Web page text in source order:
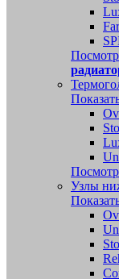
Far
Узлы